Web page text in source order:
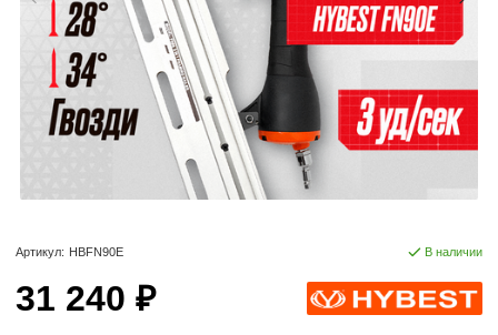
Артикул: HBFN90E В наличии
31 240 ₽